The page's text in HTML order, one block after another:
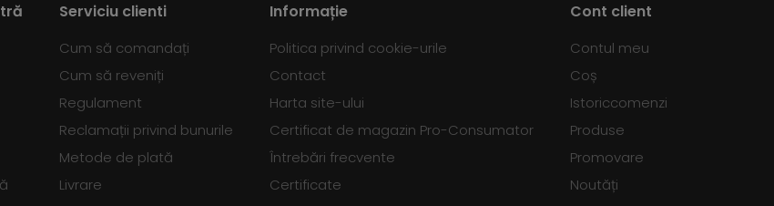
Serviciu clienti
Cum să comandați
Cum să reveniți
Regulament
Reclamații privind bunurile
Metode de plată
Livrare
Informație
Politica privind cookie-urile
Contact
Harta site-ului
Certificat de magazin Pro-Consumator
Întrebări frecvente
Certificate
Cont client
Contul meu
Coș
Istoriccomenzi
Produse
Promovare
Noutăți